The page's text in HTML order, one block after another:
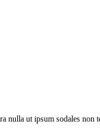
nulla ut ipsum sodales